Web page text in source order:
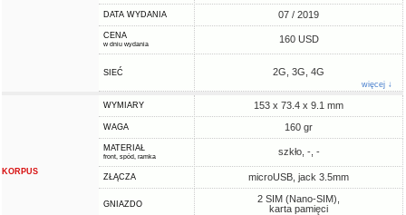
DATA WYDANIA 07 / 2019
CENA
w dniu wydania 160 USD
SIEĆ 2G, 3G, 4G
więcej ↓
KORPUS
WYMIARY 153 x 73.4 x 9.1 mm
WAGA 160 gr
MATERIAŁ
front, spód, ramka szkło, -, -
ZŁĄCZA microUSB, jack 3.5mm
GNIAZDO
2 SIM (Nano-SIM),
karta pamięci